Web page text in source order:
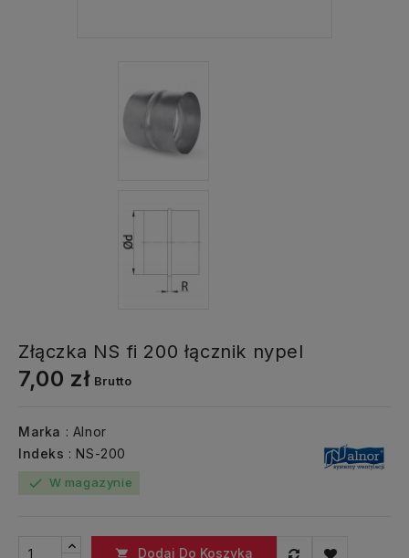
Złączka NS fi 200 łącznik nypel
7,00 zł Brutto
Marka : Alnor
Indeks : NS-200
check W magazynie
 Dodaj Do Koszyka